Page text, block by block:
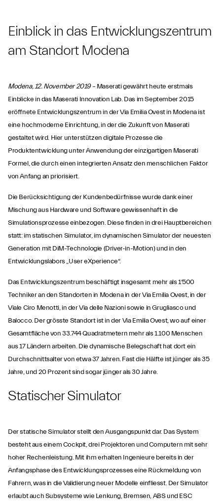
Einblick in das Entwicklungszentrum
am Standort Modena
Modena, 12. November 2019– Maserati gewährt heute erstmals
Einblicke in das Maserati Innovation Lab. Das im September 2015
eröffnete Entwicklungszentrum in der Via Emilia Ovest in Modena ist
eine hochmoderne Einrichtung, in der die Zukunft von Maserati
gestaltet wird. Hier unterstützen digitale Prozesse die
Produktentwicklung unter Anwendung der einzigartigen Maserati
Formel, die durch einen integrierten Ansatz den menschlichen Faktor
von Anfang an priorisiert.
Die Berücksichtigung der Kundenbedürfnisse wurde dank einer
Mischung aus Hardware und Software gewissenhaft in die
Simulationsprozesse einbezogen. Diese finden in drei Hauptbereichen
statt: im statischen Simulator, im dynamischen Simulator der neuesten
Generation mit DiM-Technologie (Driver-in-Motion) und in den
Entwicklungslabors „User eXperience“.
Das Entwicklungszentrum beschäftigt insgesamt mehr als 1‘500
Techniker an den Standorten in Modena in der Via Emilia Ovest, in der
Viale Ciro Menotti, in der Via delle Nazioni sowie in Grugliasco und
Balocco. Der grösste Standort ist in der Via Emilia Ovest, wo auf einer
Gesamtfläche von 33.744 Quadratmetern mehr als 1.100 Menschen
aus 17 Ländern arbeiten. Die dynamische Belegschaft hat dort ein
Durchschnittsalter von etwa 37 Jahren. Fast die Hälfte ist jünger als 35
Jahre, und 20 Prozent sind sogar jünger als 30 Jahre.
Statischer Simulator
Der statische Simulator stellt den Ausgangspunkt dar. Das System
besteht aus einem Cockpit, drei Projektoren und Computern mit sehr
hoher Rechenleistung. Mit ihm erhalten Ingenieure bereits in der
Anfangsphase des Entwicklungsprozesses eine Rückmeldung von
Fahrern, was in die Validierung neuer Modelle einfliesst. Der Simulator
erlaubt auch Subsysteme wie Lenkung, Bremsen, ABS und ESC